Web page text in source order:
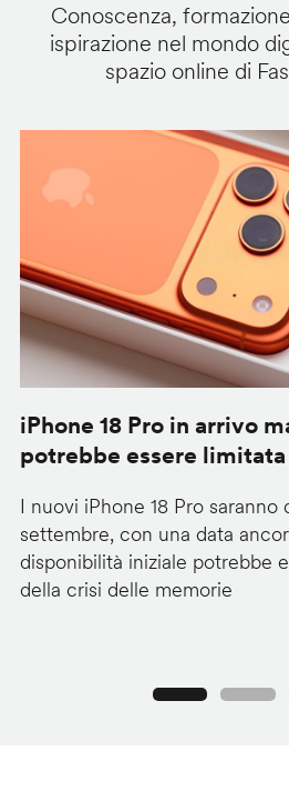
Conoscenza,
ispirazione nel mondo
spazio online di
iPhone 18 Pro in arrivo
potrebbe essere limitata
I nuovi iPhone 18 Pro saranno
settembre, con una data
disponibilità iniziale potrebbe
della crisi delle memorie